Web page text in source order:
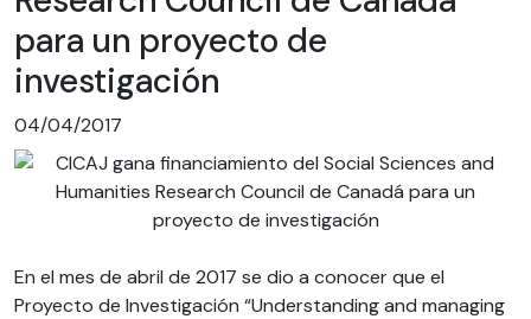
para un proyecto de
investigación
04/04/2017
En el mes de abril de 2017 se dio a conocer que el
Proyecto de Investigación “Understanding and managing